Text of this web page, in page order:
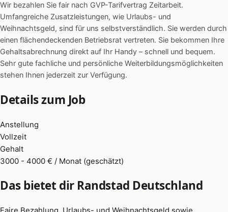
Wir bezahlen Sie fair nach GVP-Tarifvertrag Zeitarbeit.
Umfangreiche Zusatzleistungen, wie Urlaubs- und
Weihnachtsgeld, sind für uns selbstverständlich. Sie werden durch
einen flächendeckenden Betriebsrat vertreten. Sie bekommen Ihre
Gehaltsabrechnung direkt auf Ihr Handy – schnell und bequem.
Sehr gute fachliche und persönliche Weiterbildungsmöglichkeiten
stehen Ihnen jederzeit zur Verfügung.
Details zum Job
Anstellung
Vollzeit
Gehalt
3000 - 4000 € / Monat (geschätzt)
Das bietet dir Randstad Deutschland